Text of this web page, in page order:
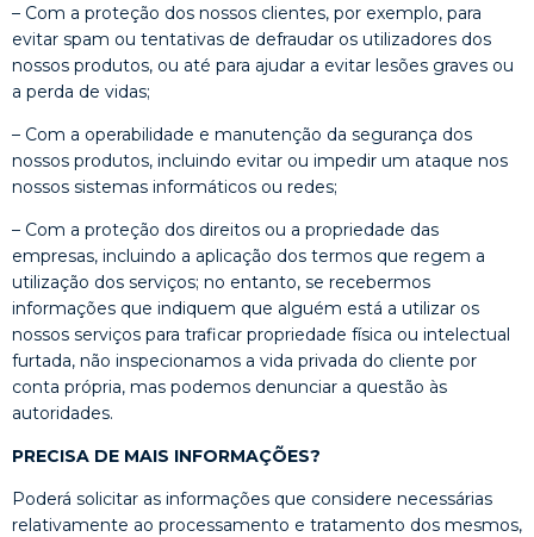
– Com a proteção dos nossos clientes, por exemplo, para
evitar spam ou tentativas de defraudar os utilizadores dos
nossos produtos, ou até para ajudar a evitar lesões graves ou
a perda de vidas;
– Com a operabilidade e manutenção da segurança dos
nossos produtos, incluindo evitar ou impedir um ataque nos
nossos sistemas informáticos ou redes;
– Com a proteção dos direitos ou a propriedade das
empresas, incluindo a aplicação dos termos que regem a
utilização dos serviços; no entanto, se recebermos
informações que indiquem que alguém está a utilizar os
nossos serviços para traficar propriedade física ou intelectual
furtada, não inspecionamos a vida privada do cliente por
conta própria, mas podemos denunciar a questão às
autoridades.
PRECISA DE MAIS INFORMAÇÕES?
Poderá solicitar as informações que considere necessárias
relativamente ao processamento e tratamento dos mesmos,